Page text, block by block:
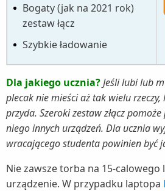
Bogaty (jak na 2021 rok)
zestaw łącz
Szybkie ładowanie
Dla jakiego ucznia?Jeśli lubi lub
plecak nie mieści aż tak wielu
przyda. Szeroki zestaw złącz
niego innych urządzeń. Dla ucznia
wracającego studenta powinien być
Nie zawsze torba na 15-
urządzenie. W przypadku laptopa